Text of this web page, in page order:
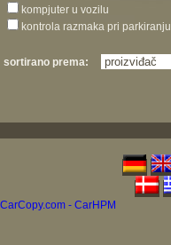
kompjuter u vozilu
kontrola razmaka pri parkiranju
sortirano prema:
CarCopy.com - CarHPM